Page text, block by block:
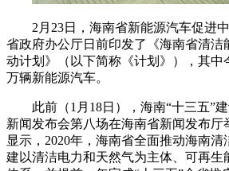
2月23日，海南省新能源汽车促进
省政府办公厅日前印发了《海南省清洁
动计划》（以下简称《计划》），其中
万辆新能源汽车。
此前（1月18日），海南“十三五”
新闻发布会第八场在海南省新闻发布厅
显示，2020年，海南省全面推动海南
建以清洁电力和天然气为主体、可再生